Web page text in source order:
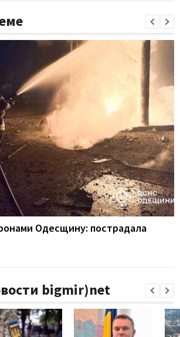
Одесщину: пострадала
bigmir)net